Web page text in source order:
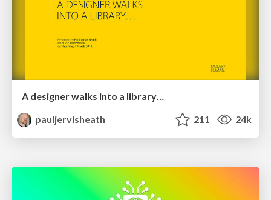
A designer walks into a library…
pauljervisheath
211 24k